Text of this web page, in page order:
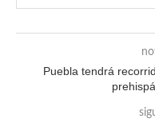
Puebla tendrá